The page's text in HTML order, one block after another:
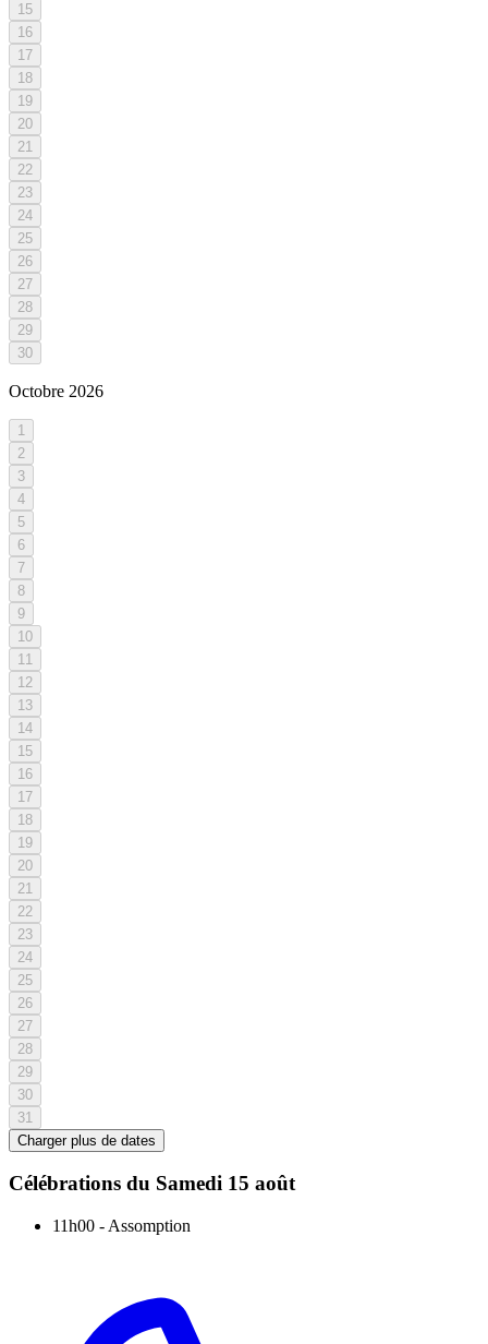
15
16
17
18
19
20
21
22
23
24
25
26
27
28
29
30
Octobre 2026
1
2
3
4
5
6
7
8
9
10
11
12
13
14
15
16
17
18
19
20
21
22
23
24
25
26
27
28
29
30
31
Charger plus de dates
Célébrations du Samedi 15 août
11h00 - Assomption